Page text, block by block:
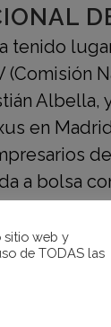
tenido
(Comisión
Albella,
en
a bolsa
medio
si no
de
sitio web y
de TODAS las